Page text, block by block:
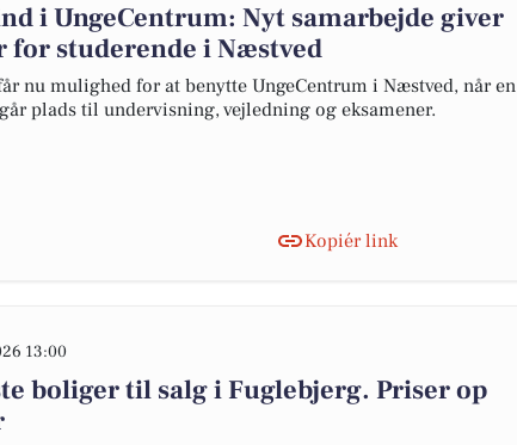
i UngeCentrum: Nyt samarbejde giver
for studerende i Næstved
nu mulighed for at benytte UngeCentrum i Næstved, når en
plads til undervisning, vejledning og eksamener.
Kopiér link
13:00
boliger til salg i Fuglebjerg. Priser op